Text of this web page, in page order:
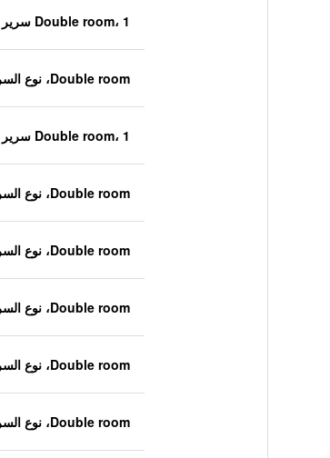
Double room، 1 سرير توأم
Double room، نوع السرير غير معروف
Double room، 1 سرير توأم
Double room، نوع السرير غير معروف
Double room، نوع السرير غير معروف
Double room، نوع السرير غير معروف
Double room، نوع السرير غير معروف
Double room، نوع السرير غير معروف